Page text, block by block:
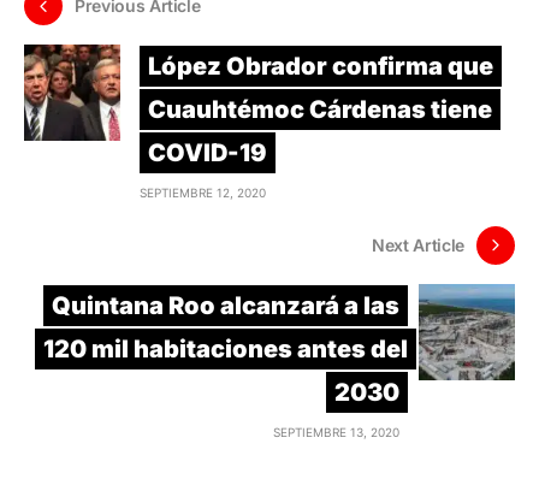
Previous Article
López Obrador confirma que
Cuauhtémoc Cárdenas tiene
COVID-19
SEPTIEMBRE 12, 2020
Next Article
Quintana Roo alcanzará a las
120 mil habitaciones antes del
2030
SEPTIEMBRE 13, 2020